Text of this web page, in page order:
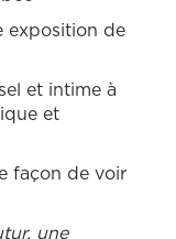
exposition de
et intime à
et
façon de voir
une